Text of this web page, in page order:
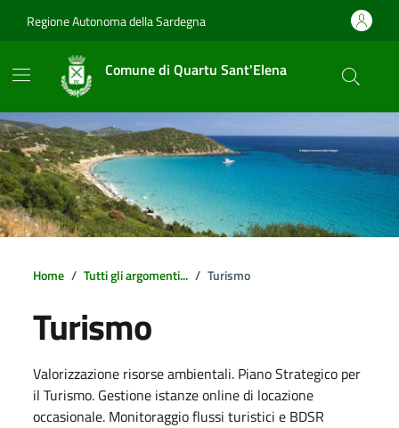
Regione Autonoma della Sardegna
Comune di Quartu Sant'Elena
Home Tutti gli argomenti... Turismo
Turismo
Dettagli della notizia
Valorizzazione risorse ambientali. Piano Strategico per
il Turismo. Gestione istanze online di locazione
occasionale. Monitoraggio flussi turistici e BDSR